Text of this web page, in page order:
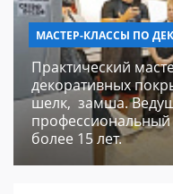
МАСТЕР-КЛАССЫ ПО
Практический
декоративных
шелк, замша.
более 15 лет.